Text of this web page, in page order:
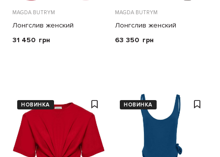
MAGDA BUTRYM
Лонгслив женский
31 450 грн
MAGDA BUTRYM
Лонгслив женский
63 350 грн
НОВИНКА НОВИНКА